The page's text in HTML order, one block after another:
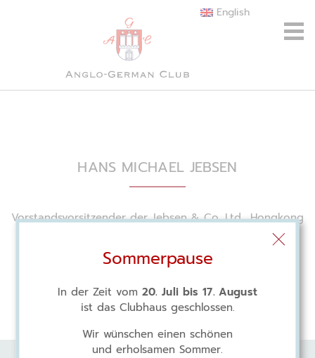
English
HANS MICHAEL JEBSEN
Vorstandsvorsitzender der Jebsen & Co. Ltd., Hongkong
Sommerpause
In der Zeit vom 20. Juli bis 17. August
ist das Clubhaus geschlossen.
Wir wünschen einen schönen
und erholsamen Sommer.